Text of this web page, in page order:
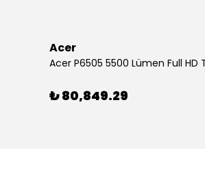
Acer
₺ 80,849.29